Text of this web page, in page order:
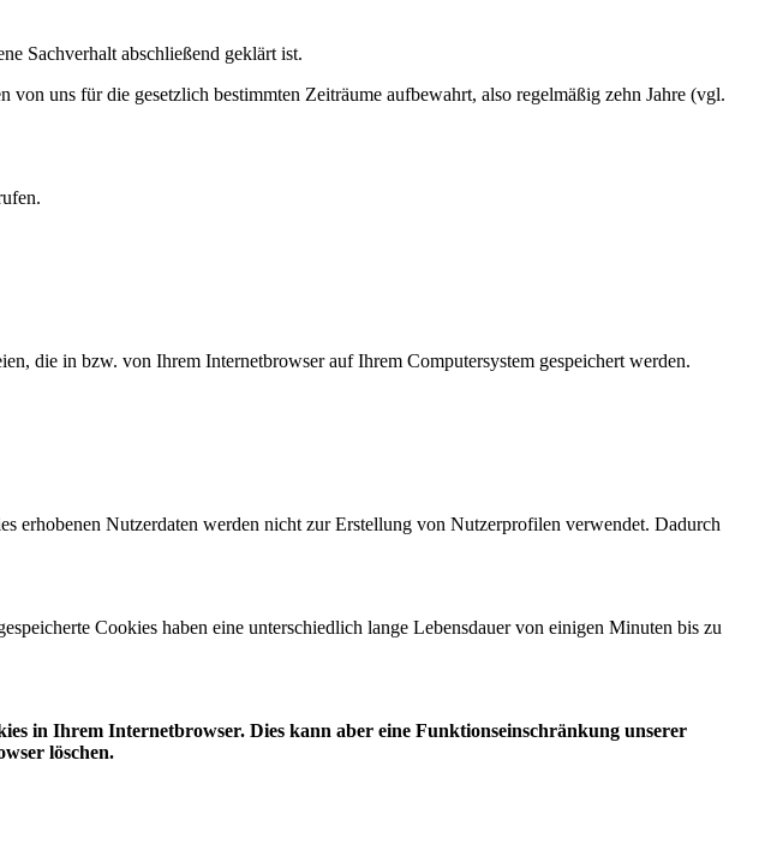
Sachverhalt abschließend geklärt ist.
uns für die gesetzlich bestimmten Zeiträume aufbewahrt, also regelmäßig zehn Jahre (vgl.
die in bzw. von Ihrem Internetbrowser auf Ihrem Computersystem gespeichert werden.
erhobenen Nutzerdaten werden nicht zur Erstellung von Nutzerprofilen verwendet. Dadurch
Cookies haben eine unterschiedlich lange Lebensdauer von einigen Minuten bis zu
in Ihrem Internetbrowser. Dies kann aber eine Funktionseinschränkung unserer
löschen.